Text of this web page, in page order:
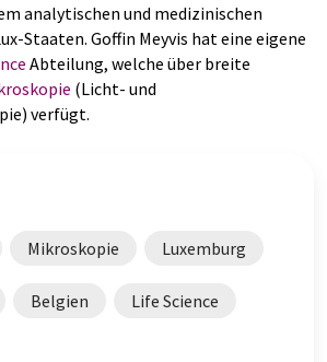
analytischen und medizinischen
Staaten. Goffin Meyvis hat eine eigene
Abteilung, welche über breite
(Licht- und
verfügt.
Mikroskopie Luxemburg
Belgien Life Science